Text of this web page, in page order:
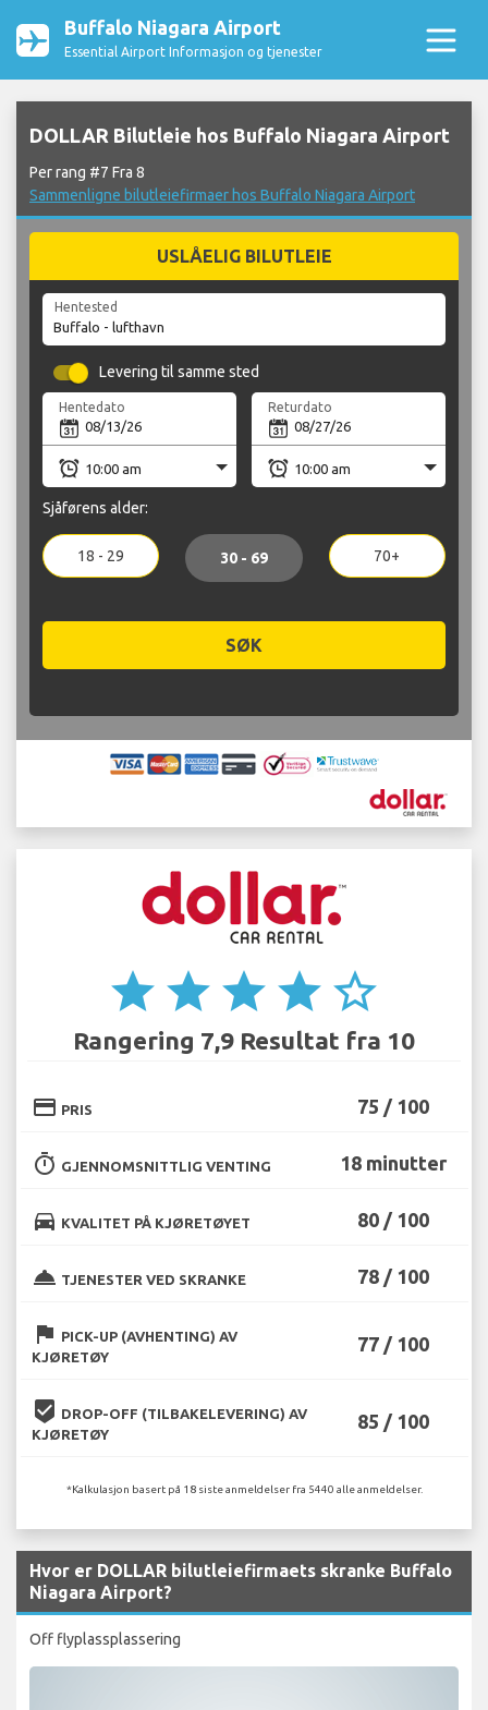
Buffalo Niagara Airport
Essential Airport Informasjon og tjenester
DOLLAR Bilutleie hos Buffalo Niagara Airport
Per rang #7 Fra 8
Sammenligne bilutleiefirmaer hos Buffalo Niagara Airport
USLÅELIG BILUTLEIE
Hentested
Levering til samme sted
Hentedato Returdato
Sjåførens alder:
18 - 29 30 - 69 70+
SØK
star star star star star_border
Rangering 7,9 Resultat fra 10
credit_card PRIS 75 / 100
timer GJENNOMSNITTLIG VENTING 18 minutter
directions_car KVALITET PÅ KJØRETØYET 80 / 100
room_service TJENESTER VED SKRANKE 78 / 100
flag PICK-UP (AVHENTING) AV
KJØRETØY
77 / 100
beenhere DROP-OFF (TILBAKELEVERING) AV
KJØRETØY
85 / 100
*Kalkulasjon basert på 18 siste anmeldelser fra 5440 alle anmeldelser.
Hvor er DOLLAR bilutleiefirmaets skranke Buffalo
Niagara Airport?
Off flyplassplassering